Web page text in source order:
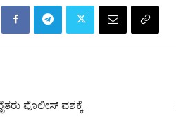
ಪೊಲೀಸ್‌ ವಶಕ್ಕೆ